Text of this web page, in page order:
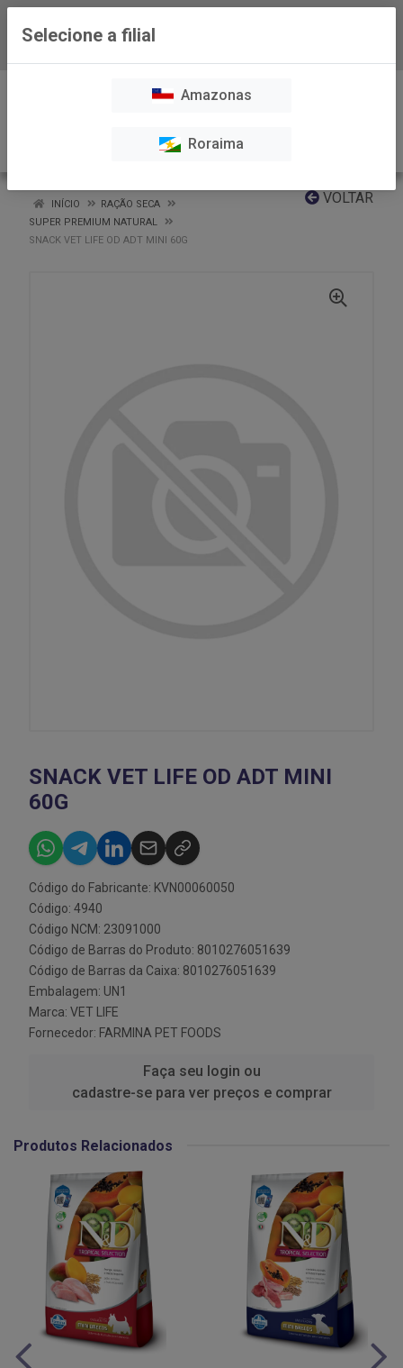
VOLTAR
INÍCIO
RAÇÃO SECA
SUPER PREMIUM NATURAL
SNACK VET LIFE OD ADT MINI 60G
SNACK VET LIFE OD ADT MINI
60G
Código do Fabricante: KVN00060050
Código: 4940
Código NCM: 23091000
Código de Barras do Produto: 8010276051639
Código de Barras da Caixa: 8010276051639
Embalagem: UN1
Marca: VET LIFE
Fornecedor: FARMINA PET FOODS
Faça seu login ou
cadastre-se para ver preços e comprar
Produtos Relacionados
Selecione a filial
Amazonas
Roraima